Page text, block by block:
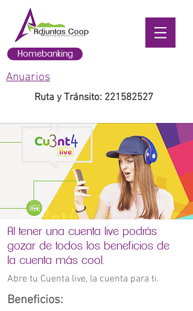
Homebanking
Anuarios
Ruta y Tránsito: 221582527
Al tener una cuenta live podrás
gozar de todos los beneficios de
la cuenta más cool.
Abre tu Cuenta live, la cuenta para ti.
Beneficios: